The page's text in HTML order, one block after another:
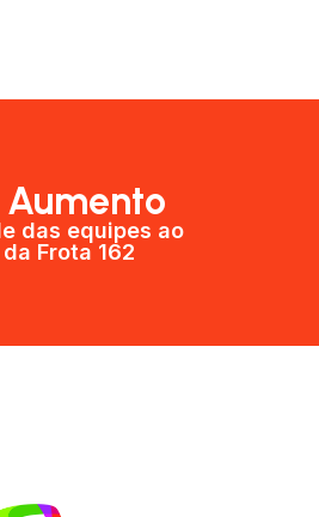
Aumento
das equipes ao
Frota 162​